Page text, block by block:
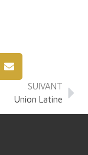
SUIVANT
Union Latine